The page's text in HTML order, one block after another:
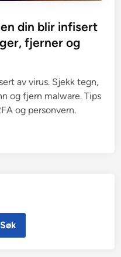
din blir infisert
fjerner og
av virus. Sjekk tegn,
og fjern malware. Tips
og personvern.